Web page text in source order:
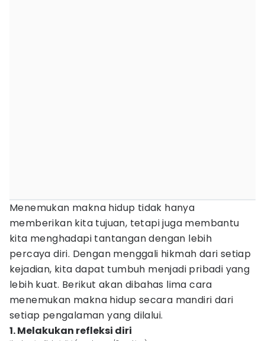
Menemukan makna hidup tidak hanya
memberikan kita tujuan, tetapi juga membantu
kita menghadapi tantangan dengan lebih
percaya diri. Dengan menggali hikmah dari setiap
kejadian, kita dapat tumbuh menjadi pribadi yang
lebih kuat. Berikut akan dibahas lima cara
menemukan makna hidup secara mandiri dari
setiap pengalaman yang dilalui.
1. Melakukan refleksi diri